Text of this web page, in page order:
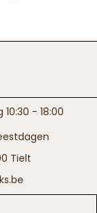
- 18:00
Tielt